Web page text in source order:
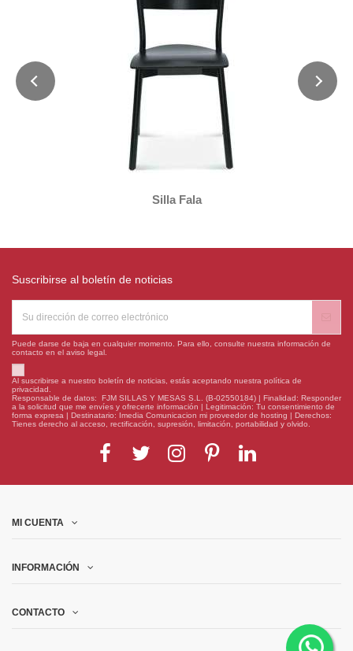
Silla Fala
Suscribirse al boletín de noticias
Puede darse de baja en cualquier momento. Para ello, consulte nuestra información de
contacto en el aviso legal.
Al suscribirse a nuestro boletín de noticias, estás aceptando nuestra política de
privacidad.
Responsable de datos: FJM SILLAS Y MESAS S.L. (B-02550184) | Finalidad: Responder
a la solicitud que me envíes y ofrecerte información | Legitimación: Tu consentimiento de
forma expresa | Destinatario: Imedia Comunicacion mi proveedor de hosting | Derechos:
Tienes derecho al acceso, rectificación, supresión, limitación, portabilidad y olvido.
MI CUENTA
INFORMACIÓN
CONTACTO